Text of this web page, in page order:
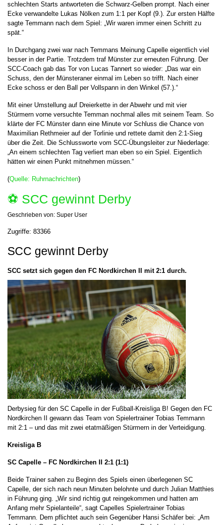
schlechten Starts antworteten die Schwarz-Gelben prompt. Nach einer
Ecke verwandelte Lukas Nölken zum 1:1 per Kopf (9.). Zur ersten Hälfte
sagte Temmann nach dem Spiel: „Wir waren immer einen Schritt zu
spät.“
In Durchgang zwei war nach Temmans Meinung Capelle eigentlich viel
besser in der Partie. Trotzdem traf Münster zur erneuten Führung. Der
SCC-Coach gab das Tor von Lucas Tannert so wieder: „Das war ein
Schuss, den der Münsteraner einmal im Leben so trifft. Nach einer
Ecke schoss er den Ball per Vollspann in den Winkel (57.).“
Mit einer Umstellung auf Dreierkette in der Abwehr und mit vier
Stürmern vorne versuchte Temman nochmal alles mit seinem Team. So
klärte der FC Münster dann eine Minute vor Schluss die Chance von
Maximilian Rethmeier auf der Torlinie und rettete damit den 2:1-Sieg
über die Zeit. Die Schlussworte vom SCC-Übungsleiter zur Niederlage:
„An einem schlechten Tag verliert man eben so ein Spiel. Eigentlich
hätten wir einen Punkt mitnehmen müssen.“
(Quelle: Ruhrnachrichten)
⚽️ SCC gewinnt Derby
Geschrieben von: Super User
Zugriffe: 83366
SCC gewinnt Derby
SCC setzt sich gegen den FC Nordkirchen II mit 2:1 durch.
Derbysieg für den SC Capelle in der Fußball-Kreisliga B! Gegen den FC
Nordkirchen II gewann das Team von Spielertrainer Tobias Temmann
mit 2:1 – und das mit zwei etatmäßigen Stürmern in der Verteidigung.
Kreisliga B
SC Capelle – FC Nordkirchen II 2:1 (1:1)
Beide Trainer sahen zu Beginn des Spiels einen überlegenen SC
Capelle, der sich nach neun Minuten belohnte und durch Julian Matthies
in Führung ging. „Wir sind richtig gut reingekommen und hatten am
Anfang mehr Spielanteile“, sagt Capelles Spielertrainer Tobias
Temmann. Dem pflichtet auch sein Gegenüber Hansi Schäfer bei: „Am